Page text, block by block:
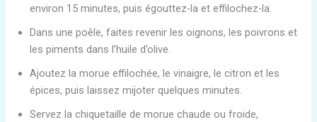
environ 15 minutes, puis égouttez-la et effilochez-la.
Dans une poêle, faites revenir les oignons, les poivrons et
les piments dans l’huile d’olive.
Ajoutez la morue effilochée, le vinaigre, le citron et les
épices, puis laissez mijoter quelques minutes.
Servez la chiquetaille de morue chaude ou froide,